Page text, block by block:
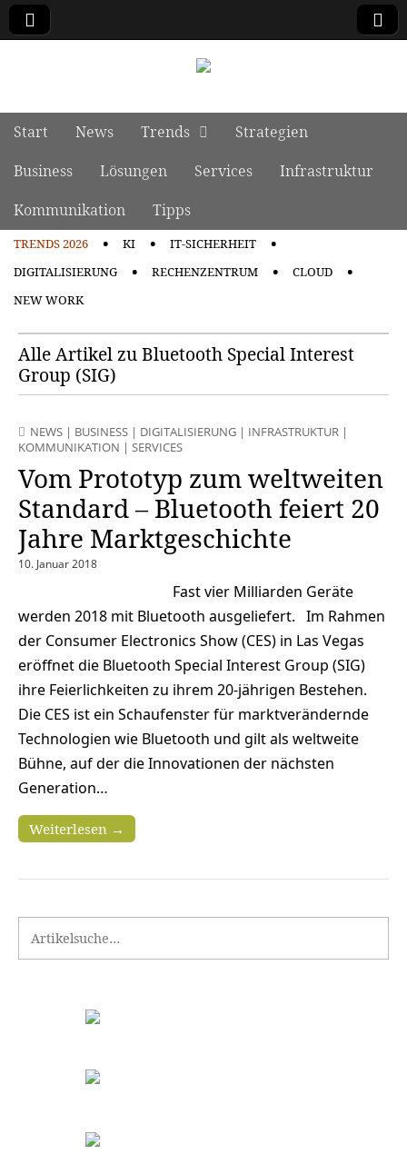
Main menu
Skip to content
Start News Trends
Strategien
Business
Lösungen Services
Infrastruktur
Kommunikation
Tipps
TRENDS 2026 KI
IT-SICHERHEIT
DIGITALISIERUNG
RECHENZENTRUM
CLOUD
NEW WORK
Alle Artikel zu Bluetooth Special Interest
Group (SIG)
NEWS | BUSINESS | DIGITALISIERUNG | INFRASTRUKTUR |
KOMMUNIKATION | SERVICES
Vom Prototyp zum weltweiten
Standard – Bluetooth feiert 20
Jahre Marktgeschichte
10. Januar 2018
Fast vier Milliarden Geräte
werden 2018 mit Bluetooth ausgeliefert. Im Rahmen
der Consumer Electronics Show (CES) in Las Vegas
eröffnet die Bluetooth Special Interest Group (SIG)
ihre Feierlichkeiten zu ihrem 20-jährigen Bestehen.
Die CES ist ein Schaufenster für marktverändernde
Technologien wie Bluetooth und gilt als weltweite
Bühne, auf der die Innovationen der nächsten
Generation…
Weiterlesen →